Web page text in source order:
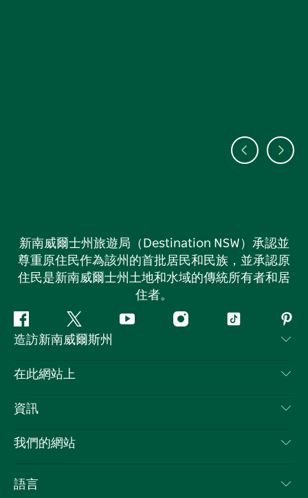
新南威爾士州旅遊局（Destination NSW）承認並
尊重原住民作為該州的首批居民和民族，並承認原
住民是新南威爾士州土地和水域的傳統所有者和居
住者。
Facebook嘰
嘰
喳
Youtube Instagram抖
造訪新南威爾斯州
聯絡我們
隱私
Cookie 通知
在此網站上
目的地
新南威爾斯州公路旅行
活動
資訊
旅行資訊
新南威爾斯的商業
我們的網站
語言